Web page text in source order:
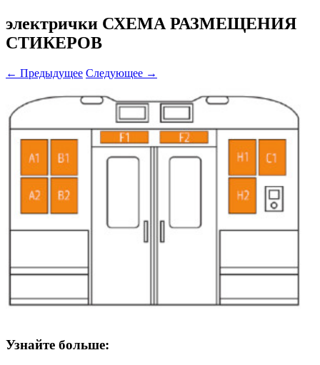
электрички СХЕМА РАЗМЕЩЕНИЯ
СТИКЕРОВ
← Предыдущее Следующее →
Узнайте больше: